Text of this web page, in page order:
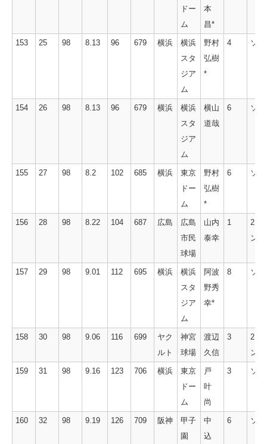
ドー
ム
本
昌*
153 25 98 8.13 96 679 横浜
横浜
スタ
ジア
ム
野村
弘樹
*
4 ソロ
154 26 98 8.13 96 679 横浜
横浜
スタ
ジア
ム
横山
道哉
6 ソロ
155 27 98 8.2 102 685 横浜
東京
ドー
ム
野村
弘樹
*
6 ソロ
156 28 98 8.22 104 687 広島
広島
市民
球場
山内
泰幸
1
2ラ
ン
157 29 98 9.01 112 695 横浜
横浜
スタ
ジア
ム
阿波
野秀
幸*
8 ソロ
158 30 98 9.06 116 699
ヤク
ルト
神宮
球場
渡辺
久信
3
2ラ
ン
159 31 98 9.16 123 706 横浜
東京
ドー
ム
戸
叶
尚
3 ソロ
160 32 98 9.19 126 709 阪神
甲子
園
中
込
6 ソロ